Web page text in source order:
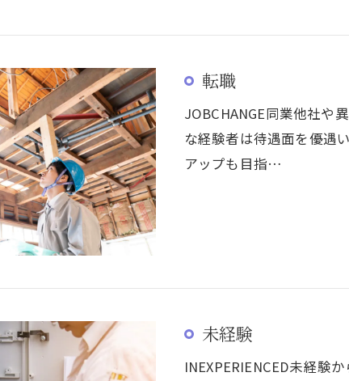
転職
JOBCHANGE同業他社や
な経験者は待遇面を優遇
アップも目指…
未経験
INEXPERIENCED未経験